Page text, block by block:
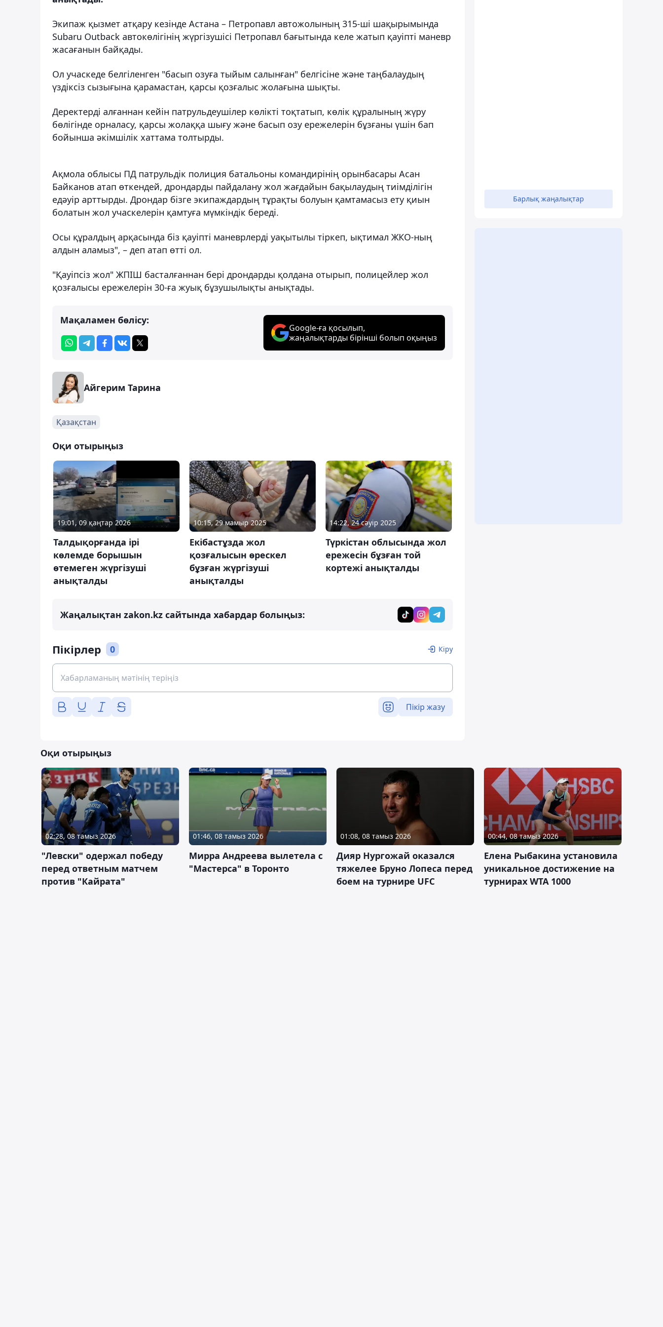
Экипаж қызмет атқару кезінде Астана – Петропавл автожолының 315-ші шақырымында
Subaru Outback автокөлігінің жүргізушісі Петропавл бағытында келе жатып қауіпті маневр
жасағанын байқады.
Ол учаскеде белгіленген "басып озуға тыйым салынған" белгісіне және таңбалаудың
үздіксіз сызығына қарамастан, қарсы қозғалыс жолағына шықты.
Деректерді алғаннан кейін патрульдеушілер көлікті тоқтатып, көлік құралының жүру
бөлігінде орналасу, қарсы жолаққа шығу және басып озу ережелерін бұзғаны үшін бап
бойынша әкімшілік хаттама толтырды.
Ақмола облысы ПД патрульдік полиция батальоны командирінің орынбасары Асан
Байканов атап өткендей, дрондарды пайдалану жол жағдайын бақылаудың тиімділігін
едәуір арттырды. Дрондар бізге экипаждардың тұрақты болуын қамтамасыз ету қиын
болатын жол учаскелерін қамтуға мүмкіндік береді.
Осы құралдың арқасында біз қауіпті маневрлерді уақытылы тіркеп, ықтимал ЖКО-ның
алдын аламыз", – деп атап өтті ол.
"Қауіпсіз жол" ЖПІШ басталғаннан бері дрондарды қолдана отырып, полицейлер жол
қозғалысы ережелерін 30-ға жуық бұзушылықты анықтады.
Мақаламен бөлісу:
Google-ға қосылып,
жаңалықтарды бірінші болып оқыңыз
Айгерим Тарина
Қазақстан
Оқи отырыңыз
19:01, 09 қаңтар 2026
Талдықорғанда ірі
көлемде борышын
өтемеген жүргізуші
анықталды
10:15, 29 мамыр 2025
Екібастұзда жол
қозғалысын өрескел
бұзған жүргізуші
анықталды
14:22, 24 сәуір 2025
Түркістан облысында жол
ережесін бұзған той
кортежі анықталды
Жаңалықтан zakon.kz сайтында хабардар болыңыз:
Пікірлер 0 Кіру
Пікір жазу
Барлық жаңалықтар
Оқи отырыңыз
02:28, 08 тамыз 2026
"Левски" одержал победу
перед ответным матчем
против "Кайрата"
01:46, 08 тамыз 2026
Мирра Андреева вылетела с
"Мастерса" в Торонто
01:08, 08 тамыз 2026
Дияр Нургожай оказался
тяжелее Бруно Лопеса перед
боем на турнире UFC
00:44, 08 тамыз 2026
Елена Рыбакина установила
уникальное достижение на
турнирах WTA 1000